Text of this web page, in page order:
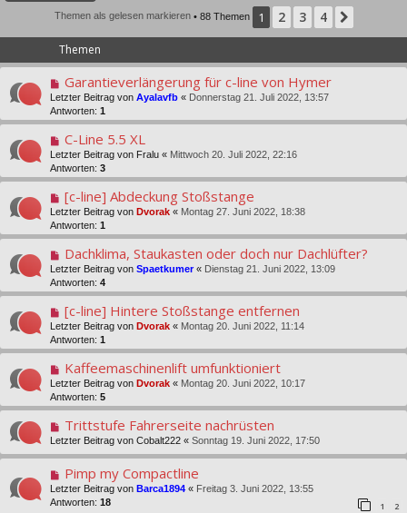
Themen als gelesen markieren• 88 Themen 1 2 3 4
Themen
Garantieverlängerung für c-line von Hymer
Letzter Beitrag von Ayalavfb « Donnerstag 21. Juli 2022, 13:57
Antworten: 1
C-Line 5.5 XL
Letzter Beitrag von Fralu « Mittwoch 20. Juli 2022, 22:16
Antworten: 3
[c-line] Abdeckung Stoßstange
Letzter Beitrag von Dvorak « Montag 27. Juni 2022, 18:38
Antworten: 1
Dachklima, Staukasten oder doch nur Dachlüfter?
Letzter Beitrag von Spaetkumer« Dienstag 21. Juni 2022, 13:09
Antworten: 4
[c-line] Hintere Stoßstange entfernen
Letzter Beitrag von Dvorak « Montag 20. Juni 2022, 11:14
Antworten: 1
Kaffeemaschinenlift umfunktioniert
Letzter Beitrag von Dvorak « Montag 20. Juni 2022, 10:17
Antworten: 5
Trittstufe Fahrerseite nachrüsten
Letzter Beitrag von Cobalt222 « Sonntag 19. Juni 2022, 17:50
Pimp my Compactline
Letzter Beitrag von Barca1894 « Freitag 3. Juni 2022, 13:55
Antworten: 18 1 2